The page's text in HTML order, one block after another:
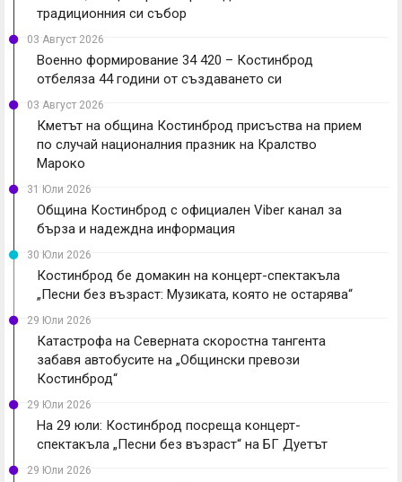
традиционния си събор
03 Август 2026
Военно формирование 34 420 – Костинброд
отбеляза 44 години от създаването си
03 Август 2026
Кметът на община Костинброд присъства на прием
по случай националния празник на Кралство
Мароко
31 Юли 2026
Община Костинброд с официален Viber канал за
бърза и надеждна информация
30 Юли 2026
Костинброд бе домакин на концерт-спектакъла
„Песни без възраст: Музиката, която не остарява“
29 Юли 2026
Катастрофа на Северната скоростна тангента
забавя автобусите на „Общински превози
Костинброд“
29 Юли 2026
На 29 юли: Костинброд посреща концерт-
спектакъла „Песни без възраст“ на БГ Дуетът
29 Юли 2026